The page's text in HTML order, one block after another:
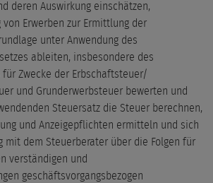
deren Auswirkung einschätzen,
von Erwerben zur Ermittlung der
unter Anwendung des
ableiten, insbesondere des
für Zwecke der Erbschaftsteuer/
und Grunderwerbsteuer bewerten und
Steuersatz die Steuer berechnen,
und Anzeigepflichten ermitteln und sich
mit dem Steuerberater über die Folgen für
verständigen und
geschäftsvorgangsbezogen